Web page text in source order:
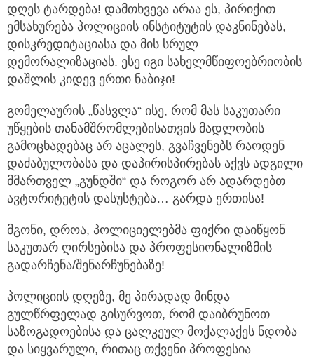
დღეს ტარდება! დამთხვევა არაა ეს, პირიქით
ემსახურება პოლიციის ინსტიტუტის დაკნინებას,
დისკრედიტაციასა და მის სრულ
დემორალიზაციას. ესე იგი სახელმწიფოებრიობის
დაშლის კიდევ ერთი ნაბიჯი!
გომელაურის „წასვლა“ ისე, რომ მას საკუთარი
უწყების თანამშრომლებისათვის მადლობის
გამოცხადებაც არ აცალეს, გვაჩვენებს რაოდენ
დაძაბულობასა და დაპირისპირებას აქვს ადგილი
მმართველ „გუნდში“ და როგორ არ ადარდებთ
ავტორიტეტის დასუსტება… გარდა ერთისა!
მგონი, დროა, პოლიციელებმა ფიქრი დაიწყონ
საკუთარ ღირსებისა და პროფესიონალიზმის
გადარჩენა/შენარჩუნებაზე!
პოლიციის დღეზე, მე პირადად მინდა
გულწრფელად გისურვოთ, რომ დაიბრუნოთ
საზოგადოებისა და ცალკეულ მოქალაქეს ნდობა
და სიყვარული, რითაც თქვენი პროფესია